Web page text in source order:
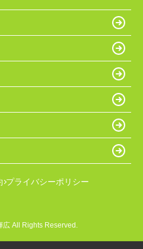
プライバシーポリシー
広 All Rights Reserved.